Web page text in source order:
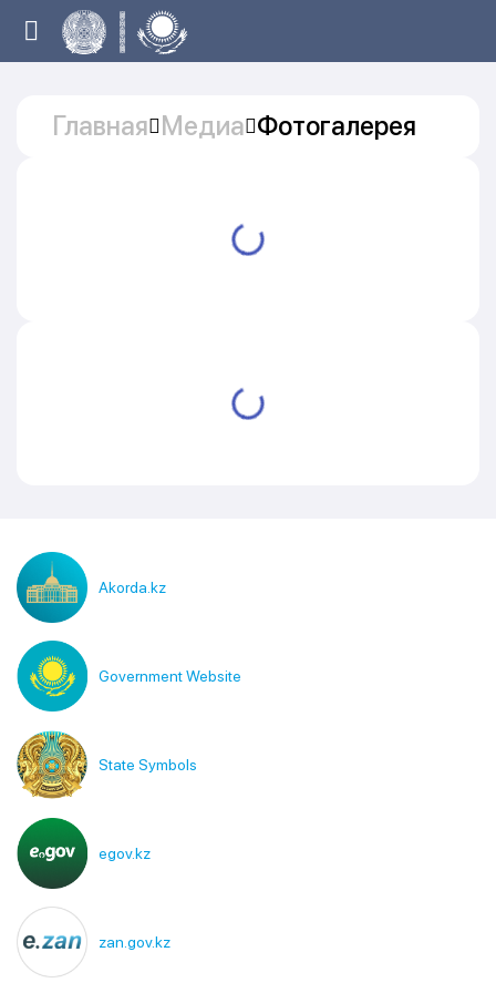
Главная Медиа Фотогалерея
Akorda.kz
Government Website
State Symbols
egov.kz
zan.gov.kz